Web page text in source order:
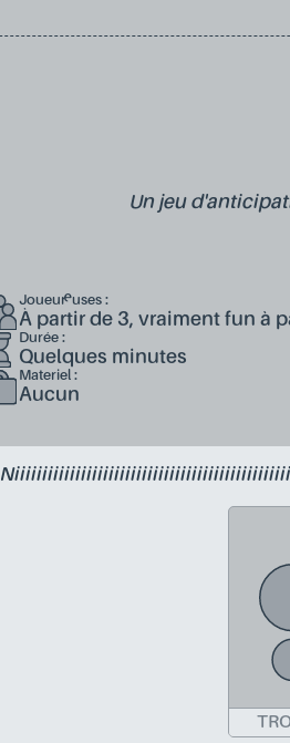
Un jeu
Joueur·euses :
À partir de 3, vraiment fun à
Durée :
Quelques minutes
Materiel :
Aucun